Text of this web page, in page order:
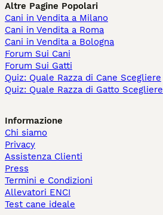
Altre Pagine Popolari
Cani in Vendita a Milano
Cani in Vendita a Roma
Cani in Vendita a Bologna
Forum Sui Cani
Forum Sui Gatti
Quiz: Quale Razza di Cane Scegliere
Quiz: Quale Razza di Gatto Scegliere
Informazione
Chi siamo
Privacy
Assistenza Clienti
Press
Termini e Condizioni
Allevatori ENCI
Test cane ideale